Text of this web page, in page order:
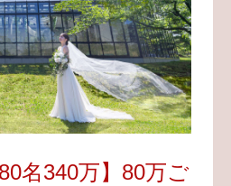
名340万】80万ご